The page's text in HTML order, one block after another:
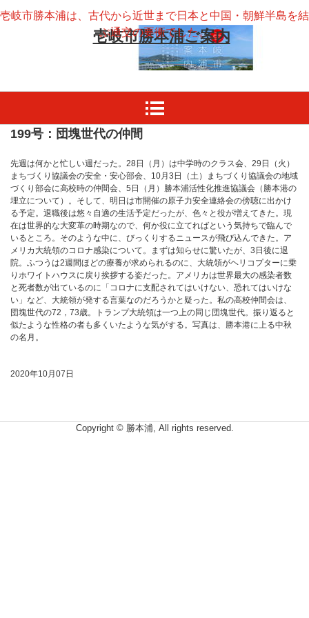
壱岐市勝本浦ご案内
壱岐市勝本浦は、古代から近世まで日本と中国・朝鮮半島を結
ぶ通交の要衝でした。
199号：団塊世代の仲間
先週は何かと忙しい週だった。28日（月）は中学時のクラス会、29日（火）
まちづくり協議会の安全・安心部会、10月3日（土）まちづくり協議会の地域
づくり部会に高校時の仲間会、5日（月）勝本浦活性化推進協議会（勝本港の
埋立について）。そして、明日は市開催の原子力安全連絡会の傍聴に出かけ
る予定。退職後は悠々自適の生活予定だったが、色々と役が増えてきた。現
在は世界的な大変革の時期なので、何か役に立てればという気持ちで臨んで
いるところ。そのような中に、びっくりするニュースが飛び込んできた。ア
メリカ大統領のコロナ感染について。まずは知らせに驚いたが、3日後に退
院。ふつうは2週間ほどの療養が求められるのに、大統領がヘリコプターに乗
りホワイトハウスに戻り挨拶する姿だった。アメリカは世界最大の感染者数
と死者数が出ているのに「コロナに支配されてはいけない、恐れてはいけな
い」など、大統領が発する言葉なのだろうかと疑った。私の高校仲間会は、
団塊世代の72，73歳。トランプ大統領は一つ上の同じ団塊世代。振り返ると
似たような性格の者も多くいたような気がする。写真は、勝本港に上る中秋
の名月。
2020年10月07日
Copyright © 勝本浦, All rights reserved.